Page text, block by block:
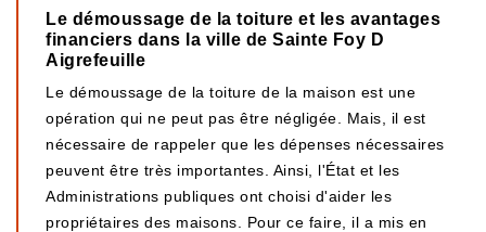
Le démoussage de la toiture et les avantages
financiers dans la ville de Sainte Foy D
Aigrefeuille
Le démoussage de la toiture de la maison est une
opération qui ne peut pas être négligée. Mais, il est
nécessaire de rappeler que les dépenses nécessaires
peuvent être très importantes. Ainsi, l'État et les
Administrations publiques ont choisi d'aider les
propriétaires des maisons. Pour ce faire, il a mis en